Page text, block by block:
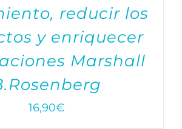
reducir los
y enriquecer
Marshall
16,90€